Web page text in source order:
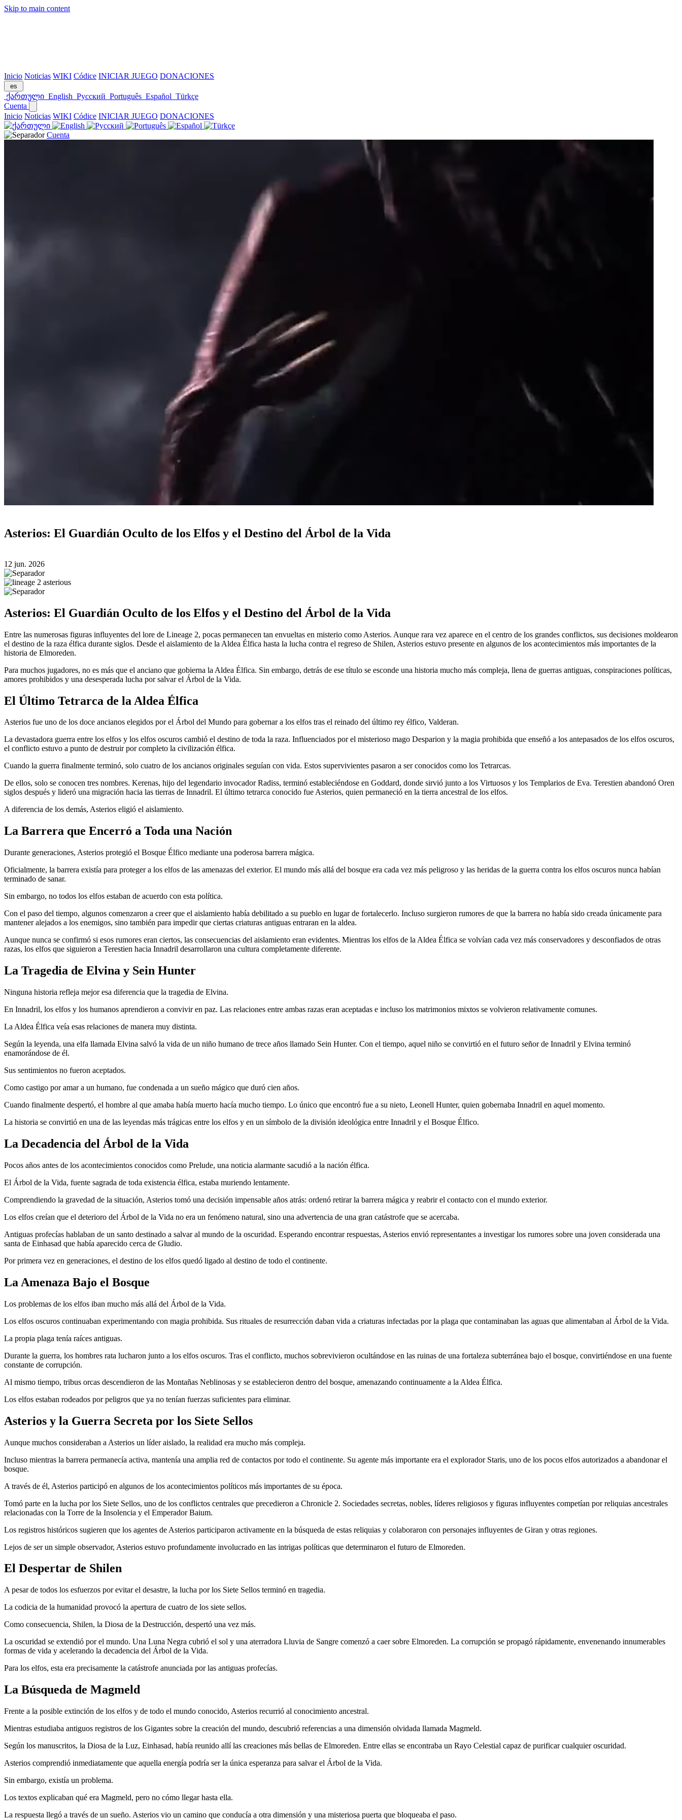
Skip to main content
Inicio Noticias WIKI Códice INICIAR JUEGO DONACIONES
es
ქართული English Русский Português Español Türkçe
Cuenta
Inicio Noticias WIKI Códice INICIAR JUEGO DONACIONES
Cuenta
Asterios: El Guardián Oculto de los Elfos y el Destino del Árbol de la Vida
12 jun. 2026
Asterios: El Guardián Oculto de los Elfos y el Destino del Árbol de la Vida
Entre las numerosas figuras influyentes del lore de Lineage 2, pocas permanecen tan envueltas en misterio como Asterios. Aunque rara vez aparece en el centro de los grandes conflictos, sus decisiones moldearon
el destino de la raza élfica durante siglos. Desde el aislamiento de la Aldea Élfica hasta la lucha contra el regreso de Shilen, Asterios estuvo presente en algunos de los acontecimientos más importantes de la
historia de Elmoreden.
Para muchos jugadores, no es más que el anciano que gobierna la Aldea Élfica. Sin embargo, detrás de ese título se esconde una historia mucho más compleja, llena de guerras antiguas, conspiraciones políticas,
amores prohibidos y una desesperada lucha por salvar el Árbol de la Vida.
El Último Tetrarca de la Aldea Élfica
Asterios fue uno de los doce ancianos elegidos por el Árbol del Mundo para gobernar a los elfos tras el reinado del último rey élfico, Valderan.
La devastadora guerra entre los elfos y los elfos oscuros cambió el destino de toda la raza. Influenciados por el misterioso mago Desparion y la magia prohibida que enseñó a los antepasados de los elfos oscuros,
el conflicto estuvo a punto de destruir por completo la civilización élfica.
Cuando la guerra finalmente terminó, solo cuatro de los ancianos originales seguían con vida. Estos supervivientes pasaron a ser conocidos como los Tetrarcas.
De ellos, solo se conocen tres nombres. Kerenas, hijo del legendario invocador Radiss, terminó estableciéndose en Goddard, donde sirvió junto a los Virtuosos y los Templarios de Eva. Terestien abandonó Oren
siglos después y lideró una migración hacia las tierras de Innadril. El último tetrarca conocido fue Asterios, quien permaneció en la tierra ancestral de los elfos.
A diferencia de los demás, Asterios eligió el aislamiento.
La Barrera que Encerró a Toda una Nación
Durante generaciones, Asterios protegió el Bosque Élfico mediante una poderosa barrera mágica.
Oficialmente, la barrera existía para proteger a los elfos de las amenazas del exterior. El mundo más allá del bosque era cada vez más peligroso y las heridas de la guerra contra los elfos oscuros nunca habían
terminado de sanar.
Sin embargo, no todos los elfos estaban de acuerdo con esta política.
Con el paso del tiempo, algunos comenzaron a creer que el aislamiento había debilitado a su pueblo en lugar de fortalecerlo. Incluso surgieron rumores de que la barrera no había sido creada únicamente para
mantener alejados a los enemigos, sino también para impedir que ciertas criaturas antiguas entraran en la aldea.
Aunque nunca se confirmó si esos rumores eran ciertos, las consecuencias del aislamiento eran evidentes. Mientras los elfos de la Aldea Élfica se volvían cada vez más conservadores y desconfiados de otras
razas, los elfos que siguieron a Terestien hacia Innadril desarrollaron una cultura completamente diferente.
La Tragedia de Elvina y Sein Hunter
Ninguna historia refleja mejor esa diferencia que la tragedia de Elvina.
En Innadril, los elfos y los humanos aprendieron a convivir en paz. Las relaciones entre ambas razas eran aceptadas e incluso los matrimonios mixtos se volvieron relativamente comunes.
La Aldea Élfica veía esas relaciones de manera muy distinta.
Según la leyenda, una elfa llamada Elvina salvó la vida de un niño humano de trece años llamado Sein Hunter. Con el tiempo, aquel niño se convirtió en el futuro señor de Innadril y Elvina terminó
enamorándose de él.
Sus sentimientos no fueron aceptados.
Como castigo por amar a un humano, fue condenada a un sueño mágico que duró cien años.
Cuando finalmente despertó, el hombre al que amaba había muerto hacía mucho tiempo. Lo único que encontró fue a su nieto, Leonell Hunter, quien gobernaba Innadril en aquel momento.
La historia se convirtió en una de las leyendas más trágicas entre los elfos y en un símbolo de la división ideológica entre Innadril y el Bosque Élfico.
La Decadencia del Árbol de la Vida
Pocos años antes de los acontecimientos conocidos como Prelude, una noticia alarmante sacudió a la nación élfica.
El Árbol de la Vida, fuente sagrada de toda existencia élfica, estaba muriendo lentamente.
Comprendiendo la gravedad de la situación, Asterios tomó una decisión impensable años atrás: ordenó retirar la barrera mágica y reabrir el contacto con el mundo exterior.
Los elfos creían que el deterioro del Árbol de la Vida no era un fenómeno natural, sino una advertencia de una gran catástrofe que se acercaba.
Antiguas profecías hablaban de un santo destinado a salvar al mundo de la oscuridad. Esperando encontrar respuestas, Asterios envió representantes a investigar los rumores sobre una joven considerada una
santa de Einhasad que había aparecido cerca de Gludio.
Por primera vez en generaciones, el destino de los elfos quedó ligado al destino de todo el continente.
La Amenaza Bajo el Bosque
Los problemas de los elfos iban mucho más allá del Árbol de la Vida.
Los elfos oscuros continuaban experimentando con magia prohibida. Sus rituales de resurrección daban vida a criaturas infectadas por la plaga que contaminaban las aguas que alimentaban al Árbol de la Vida.
La propia plaga tenía raíces antiguas.
Durante la guerra, los hombres rata lucharon junto a los elfos oscuros. Tras el conflicto, muchos sobrevivieron ocultándose en las ruinas de una fortaleza subterránea bajo el bosque, convirtiéndose en una fuente
constante de corrupción.
Al mismo tiempo, tribus orcas descendieron de las Montañas Neblinosas y se establecieron dentro del bosque, amenazando continuamente a la Aldea Élfica.
Los elfos estaban rodeados por peligros que ya no tenían fuerzas suficientes para eliminar.
Asterios y la Guerra Secreta por los Siete Sellos
Aunque muchos consideraban a Asterios un líder aislado, la realidad era mucho más compleja.
Incluso mientras la barrera permanecía activa, mantenía una amplia red de contactos por todo el continente. Su agente más importante era el explorador Staris, uno de los pocos elfos autorizados a abandonar el
bosque.
A través de él, Asterios participó en algunos de los acontecimientos políticos más importantes de su época.
Tomó parte en la lucha por los Siete Sellos, uno de los conflictos centrales que precedieron a Chronicle 2. Sociedades secretas, nobles, líderes religiosos y figuras influyentes competían por reliquias ancestrales
relacionadas con la Torre de la Insolencia y el Emperador Baium.
Los registros históricos sugieren que los agentes de Asterios participaron activamente en la búsqueda de estas reliquias y colaboraron con personajes influyentes de Giran y otras regiones.
Lejos de ser un simple observador, Asterios estuvo profundamente involucrado en las intrigas políticas que determinaron el futuro de Elmoreden.
El Despertar de Shilen
A pesar de todos los esfuerzos por evitar el desastre, la lucha por los Siete Sellos terminó en tragedia.
La codicia de la humanidad provocó la apertura de cuatro de los siete sellos.
Como consecuencia, Shilen, la Diosa de la Destrucción, despertó una vez más.
La oscuridad se extendió por el mundo. Una Luna Negra cubrió el sol y una aterradora Lluvia de Sangre comenzó a caer sobre Elmoreden. La corrupción se propagó rápidamente, envenenando innumerables
formas de vida y acelerando la decadencia del Árbol de la Vida.
Para los elfos, esta era precisamente la catástrofe anunciada por las antiguas profecías.
La Búsqueda de Magmeld
Frente a la posible extinción de los elfos y de todo el mundo conocido, Asterios recurrió al conocimiento ancestral.
Mientras estudiaba antiguos registros de los Gigantes sobre la creación del mundo, descubrió referencias a una dimensión olvidada llamada Magmeld.
Según los manuscritos, la Diosa de la Luz, Einhasad, había reunido allí las creaciones más bellas de Elmoreden. Entre ellas se encontraba un Rayo Celestial capaz de purificar cualquier oscuridad.
Asterios comprendió inmediatamente que aquella energía podría ser la única esperanza para salvar el Árbol de la Vida.
Sin embargo, existía un problema.
Los textos explicaban qué era Magmeld, pero no cómo llegar hasta ella.
La respuesta llegó a través de un sueño. Asterios vio un camino que conducía a otra dimensión y una misteriosa puerta que bloqueaba el paso.